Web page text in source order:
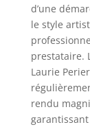
d’une
le style
prestataire.
Laurie
rendu